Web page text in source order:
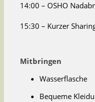
14:00 – OSHO
15:30 – Kurzer
Mitbringen
Wasserflasche
Bequeme